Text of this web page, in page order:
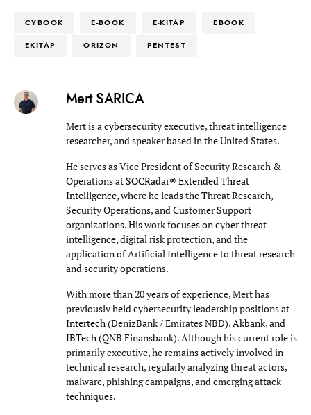
CYBOOK E-BOOK E-KITAP EBOOK
EKITAP ORIZON PENTEST
Mert SARICA
Mert is a cybersecurity executive, threat intelligence
researcher, and speaker based in the United States.
He serves as Vice President of Security Research &
Operations atSOCRadar® Extended Threat
Intelligence, where he leads the Threat Research,
Security Operations, and Customer Support
organizations. His work focuses on cyber threat
intelligence, digital risk protection, and the
application of Artificial Intelligence to threat research
and security operations.
With more than 20 years of experience, Mert has
previously held cybersecurity leadership positions at
Intertech (DenizBank / Emirates NBD), Akbank, and
IBTech (QNB Finansbank). Although his current role is
primarily executive, he remains actively involved in
technical research, regularly analyzing threat actors,
malware, phishing campaigns, and emerging attack
techniques.